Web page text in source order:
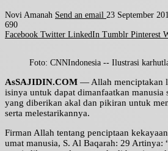
Novi Amanah Send an email 23 September
690
Facebook Twitter LinkedIn Tumblr Pinterest
Foto: CNNIndonesia -- Ilustrasi
AsSAJIDIN.COM — Allah menciptakan
isinya untuk dapat dimanfaatkan manusia
yang diberikan akal dan pikiran untuk
serta melestarikannya.
Firman Allah tentang penciptaan
umat manusia, S. Al Baqarah: 29 Artinya: